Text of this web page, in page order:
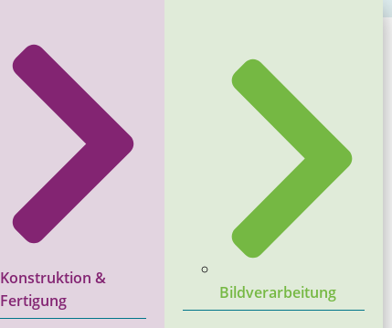
Konstruktion &
Fertigung
Bildverarbeitung